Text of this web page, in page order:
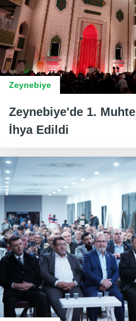
Zeynebiye
Zeynebiye'de 1.
İhya Edildi